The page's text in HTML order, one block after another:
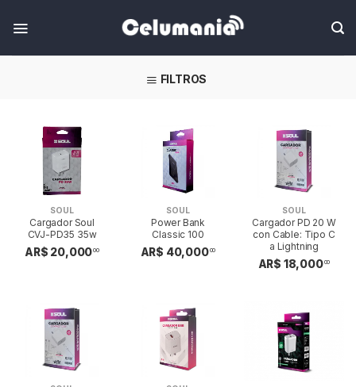
FILTROS
SOUL
Cargador Soul
CVJ-PD35 35w
AR$ 20,00000
SOUL
Power Bank
Classic 100
AR$ 40,00000
SOUL
Cargador PD 20 W
con Cable: Tipo C
a Lightning
AR$ 18,00000